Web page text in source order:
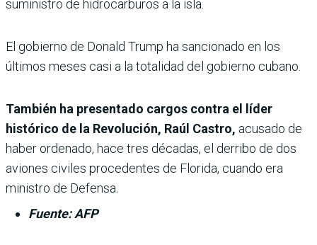
suministro de hidrocarburos a la isla.
El gobierno de Donald Trump ha sancionado en los
últimos meses casi a la totalidad del gobierno cubano.
También ha presentado cargos contra el líder
histórico de la Revolución, Raúl Castro, acusado de
haber ordenado, hace tres décadas, el derribo de dos
aviones civiles procedentes de Florida, cuando era
ministro de Defensa.
Fuente: AFP